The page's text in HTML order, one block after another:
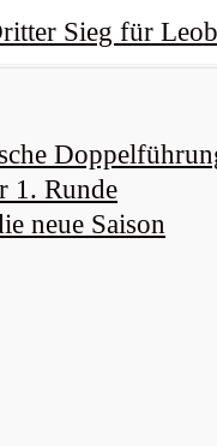
Sieg für
1. Runde
neue Saison